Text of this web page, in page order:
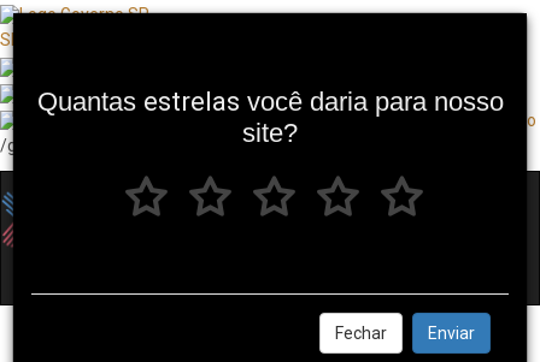
SP + Digital
/governosp
Quantas estrelas você daria para nosso
site?
Fechar Enviar